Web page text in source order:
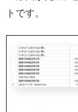
トです。